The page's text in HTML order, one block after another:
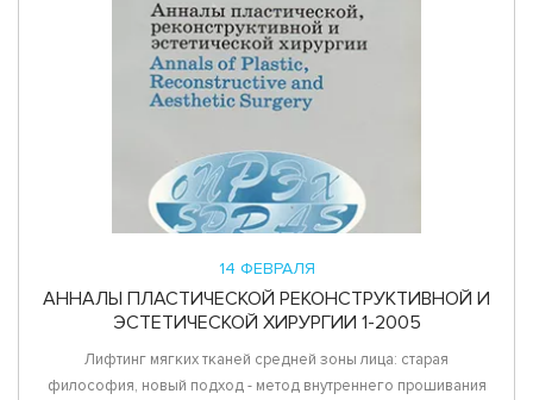
14 ФЕВРАЛЯ
АННАЛЫ ПЛАСТИЧЕСКОЙ РЕКОНСТРУКТИВНОЙ И
ЭСТЕТИЧЕСКОЙ ХИРУРГИИ 1-2005
Лифтинг мягких тканей средней зоны лица: старая
философия, новый подход - метод внутреннего прошивания